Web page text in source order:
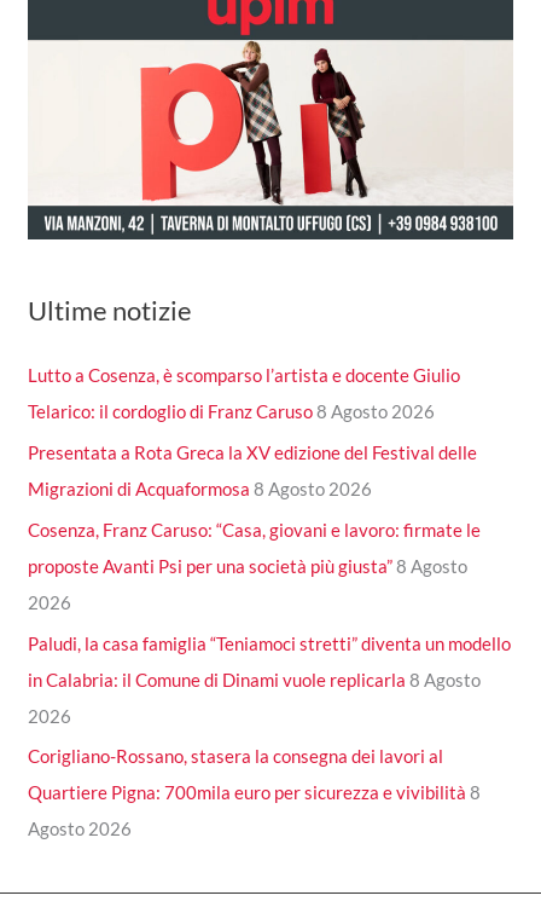
Ultime notizie
Lutto a Cosenza, è scomparso l’artista e docente Giulio
Telarico: il cordoglio di Franz Caruso8 Agosto 2026
Presentata a Rota Greca la XV edizione del Festival delle
Migrazioni di Acquaformosa 8 Agosto 2026
Cosenza, Franz Caruso: “Casa, giovani e lavoro: firmate le
proposte Avanti Psi per una società più giusta”8 Agosto
2026
Paludi, la casa famiglia “Teniamoci stretti” diventa un modello
in Calabria: il Comune di Dinami vuole replicarla 8 Agosto
2026
Corigliano-Rossano, stasera la consegna dei lavori al
Quartiere Pigna: 700mila euro per sicurezza e vivibilità 8
Agosto 2026